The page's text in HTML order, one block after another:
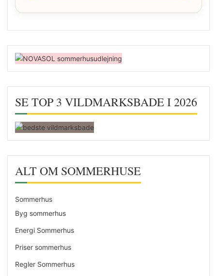
SE TOP 3 VILDMARKSBADE I 2026
ALT OM SOMMERHUSE
Sommerhus
Byg sommerhus
Energi Sommerhus
Priser sommerhus
Regler Sommerhus